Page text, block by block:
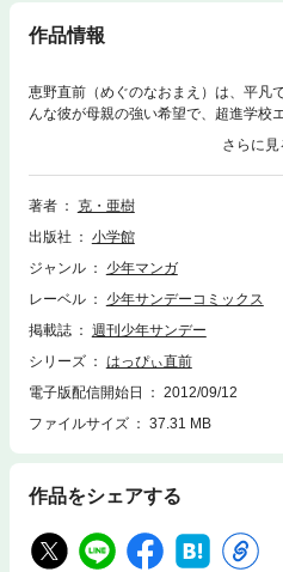
作品情報
恵野直前（めぐのなおまえ）は、平凡
んな彼が母親の強い希望で、超進学校
しまった！その上、徳原瑞貴（とくは
家庭教師を無理やりつけられてしまう
ったが、ひたむきな瑞貴のペースに
ぃでおかしな二人三脚で、受験街道ま
著者
克・亜樹
出版社
小学館
ジャンル
少年マンガ
レーベル
少年サンデーコミックス
掲載誌
週刊少年サンデー
シリーズ
はっぴぃ直前
電子版配信開始日
2012/09/12
ファイルサイズ
37.31 MB
作品をシェアする